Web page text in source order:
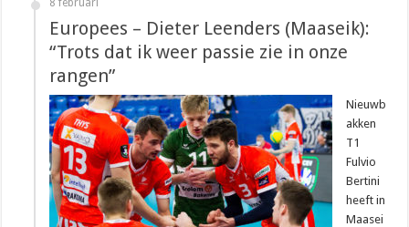
8 februari
Europees – Dieter Leenders (Maaseik):
“Trots dat ik weer passie zie in onze
rangen”
Nieuwb
akken
T1
Fulvio
Bertini
heeft in
Maasei